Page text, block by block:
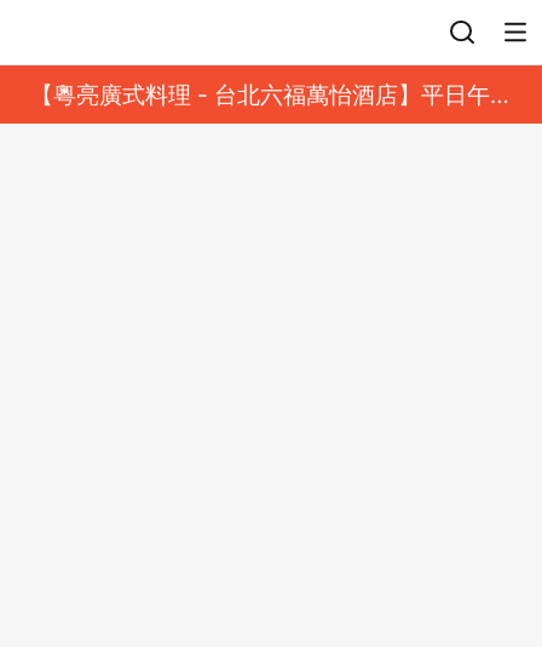
【粵亮廣式料理 - 台北六福萬怡酒店】平日午餐
8 折起｜靓港點套餐